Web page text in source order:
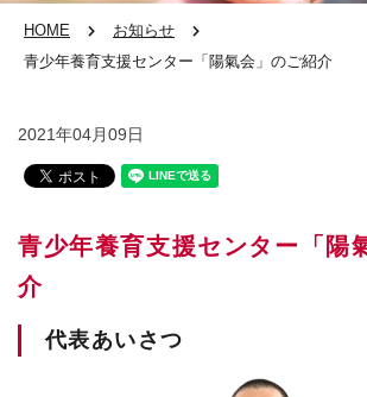
HOME
お知らせ
青少年養育支援センター「陽氣会」のご紹介
2021年04月09日
青少年養育支援センター「陽
介
代表あいさつ